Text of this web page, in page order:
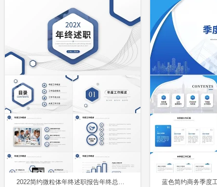
2022简约微粒体年终述职报告年终总结工作总结PPT模板